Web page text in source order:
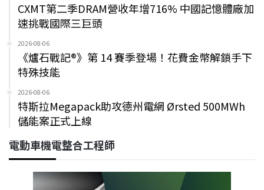
CXMT第二季DRAM營收年增716% 中國記憶體廠加
速挑戰國際三巨頭
2026-08-06
《爐石戰記®》第 14 賽季登場！花費金幣解鎖手下
特殊技能
2026-08-06
特斯拉Megapack助攻德州電網 Ørsted 500MWh
儲能案正式上線
電動車機電整合工程師